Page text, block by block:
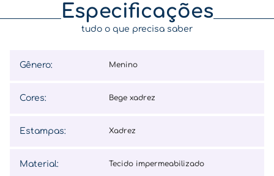
Especificações
tudo o que precisa saber
Gênero: menino
Cores: bege xadrez
Estampas: xadrez
Material: tecido impermeabilizado